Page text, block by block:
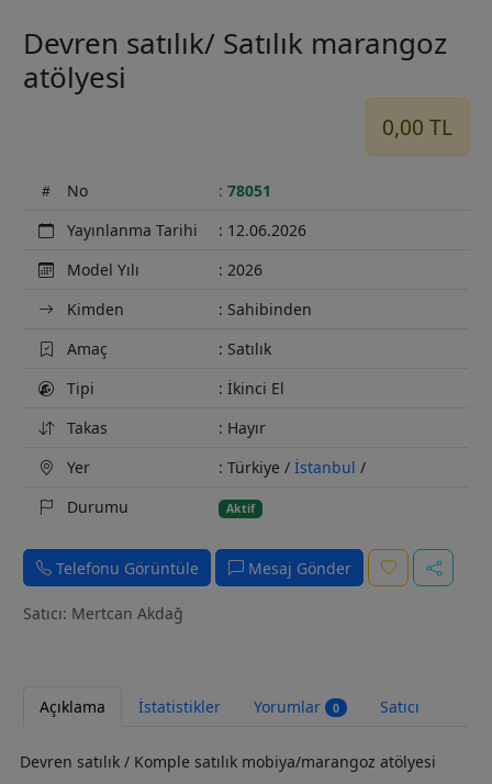
Devren satılık/ Satılık marangoz
atölyesi
0,00 TL
No : 78051
Yayınlanma Tarihi
: 12.06.2026
Model Yılı
: 2026
Kimden
: Sahibinden
Amaç
: Satılık
Tipi
: İkinci El
Takas
: Hayır
Yer
: Türkiye / İstanbul /
Durumu
Aktif
Telefonu Görüntüle Mesaj Gönder
Satıcı: Mertcan Akdağ
Açıklama İstatistikler Yorumlar 0 Satıcı
Devren satılık / Komple satılık mobiya/marangoz atölyesi